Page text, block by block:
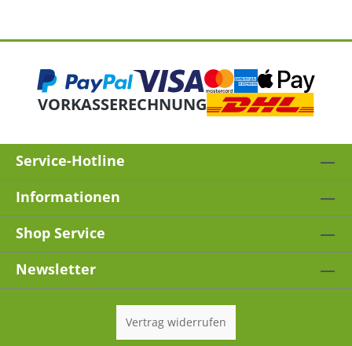
VORKASSERECHNUNG
Service-Hotline
Informationen
Shop Service
Newsletter
Vertrag widerrufen